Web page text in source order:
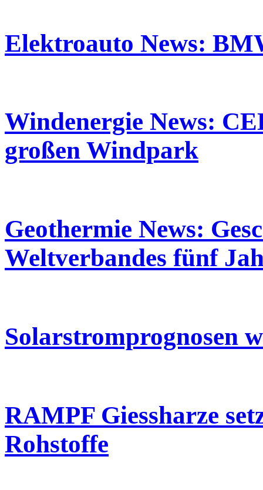
Elektroauto News:
Windenergie News:
großen Windpark
Geothermie News:
Weltverbandes fünf
Solarstromprognosen
RAMPF Giessharze
Rohstoffe